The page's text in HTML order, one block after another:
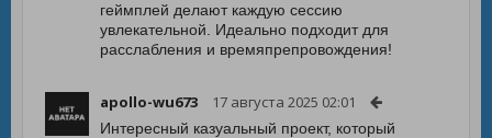
геймплей делают каждую сессию
увлекательной. Идеально подходит для
расслабления и времяпрепровождения!
apollo-wu673 17 августа 2025 02:01
Интересный казуальный проект, который